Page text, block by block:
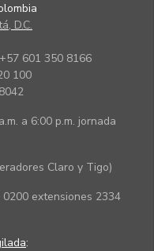
D.C.
601 350 8166
100
a 6:00 p.m. jornada
Claro y Tigo)
extensiones 2334
: